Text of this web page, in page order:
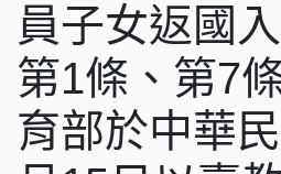
員子女返國
第1條、第7
育部於中華